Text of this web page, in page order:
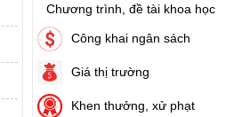
Chương trình, đề tài khoa học
Công khai ngân sách
Giá thị trường
Khen thưởng, xử phạt